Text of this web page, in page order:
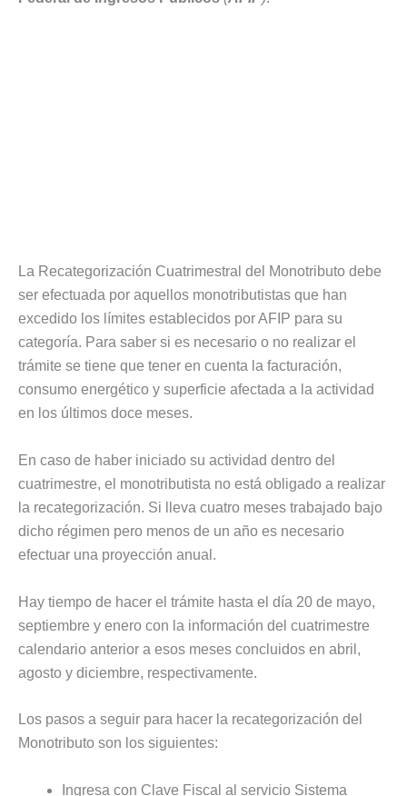
La Recategorización Cuatrimestral del Monotributo debe
ser efectuada por aquellos monotributistas que han
excedido los límites establecidos por AFIP para su
categoría. Para saber si es necesario o no realizar el
trámite se tiene que tener en cuenta la facturación,
consumo energético y superficie afectada a la actividad
en los últimos doce meses.
En caso de haber iniciado su actividad dentro del
cuatrimestre, el monotributista no está obligado a realizar
la recategorización. Si lleva cuatro meses trabajado bajo
dicho régimen pero menos de un año es necesario
efectuar una proyección anual.
Hay tiempo de hacer el trámite hasta el día 20 de mayo,
septiembre y enero con la información del cuatrimestre
calendario anterior a esos meses concluidos en abril,
agosto y diciembre, respectivamente.
Los pasos a seguir para hacer la recategorización del
Monotributo son los siguientes:
Ingresa con Clave Fiscal al servicio Sistema